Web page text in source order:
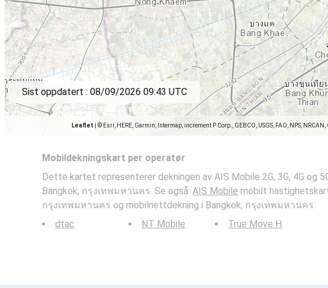
Leaflet © Esri, HERE, Garmin, Intermap, increment P Corp., GEBCO, USGS, FAO, NPS,
Sist oppdatert : 08/09/2026 09:43 UTC
Mobildekningskart per operatør
Dette kartet representerer dekningen av AIS Mobile 2G, 3G, 4G og
Bangkok, กรุงเทพมหานคร. Se også: AIS Mobile mobilt
กรุงเทพมหานคร og mobilnettdekning i Bangkok, กรุงเทพมหานคร.
dtac
NT Mobile True Move H